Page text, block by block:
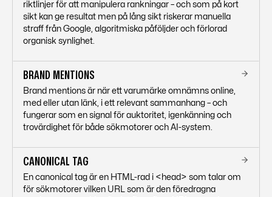
riktlinjer för att manipulera rankningar – och som på kort
sikt kan ge resultat men på lång sikt riskerar manuella
straff från Google, algoritmiska påföljder och förlorad
organisk synlighet.
BRAND MENTIONS
Brand mentions är när ett varumärke omnämns online,
med eller utan länk, i ett relevant sammanhang – och
fungerar som en signal för auktoritet, igenkänning och
trovärdighet för både sökmotorer och AI-system.
CANONICAL TAG
En canonical tag är en HTML-rad i <head> som talar om
för sökmotorer vilken URL som är den föredragna